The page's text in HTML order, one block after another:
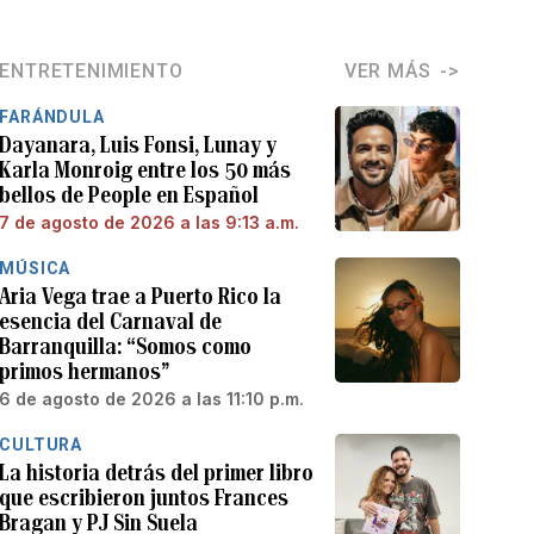
ENTRETENIMIENTO VER MÁS
FARÁNDULA
Dayanara, Luis Fonsi, Lunay y
Karla Monroig entre los 50 más
bellos de People en Español
7 de agosto de 2026 a las 9:13 a.m.
MÚSICA
Aria Vega trae a Puerto Rico la
esencia del Carnaval de
Barranquilla: “Somos como
primos hermanos”
6 de agosto de 2026 a las 11:10 p.m.
CULTURA
La historia detrás del primer libro
que escribieron juntos Frances
Bragan y PJ Sin Suela